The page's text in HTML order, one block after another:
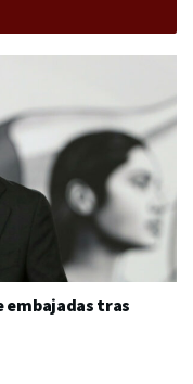
embajadas tras